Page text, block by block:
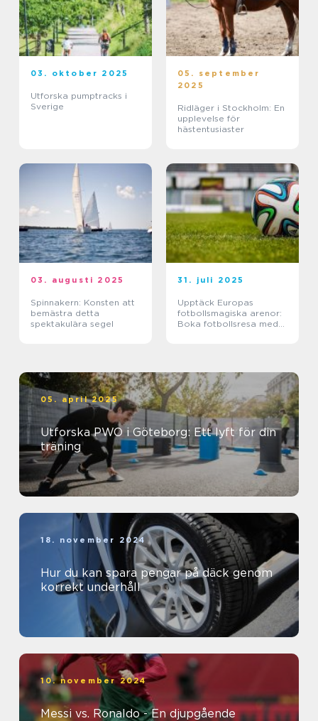
03. oktober 2025
Utforska pumptracks i
Sverige
05. september
2025
Ridläger i Stockholm: En
upplevelse för
hästentusiaster
03. augusti 2025
Spinnakern: Konsten att
bemästra detta
spektakulära segel
31. juli 2025
Upptäck Europas
fotbollsmagiska arenor:
Boka fotbollsresa med
05. april 2025
Utforska PWO i Göteborg: Ett lyft för din
träning
18. november 2024
Hur du kan spara pengar på däck genom
korrekt underhåll
10. november 2024
Messi vs. Ronaldo - En djupgående